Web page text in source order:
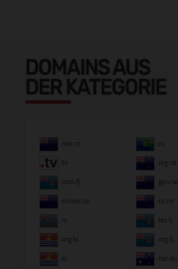
DOMAINS AUS
DER KATEGORIE
.net.nz
.cx
.tv
.org.nz
.com.fj
.gen.nz
.school.nz
.co.nz
.io
.biz.fj
.org.ki
.org.fj
.ki
.net.au